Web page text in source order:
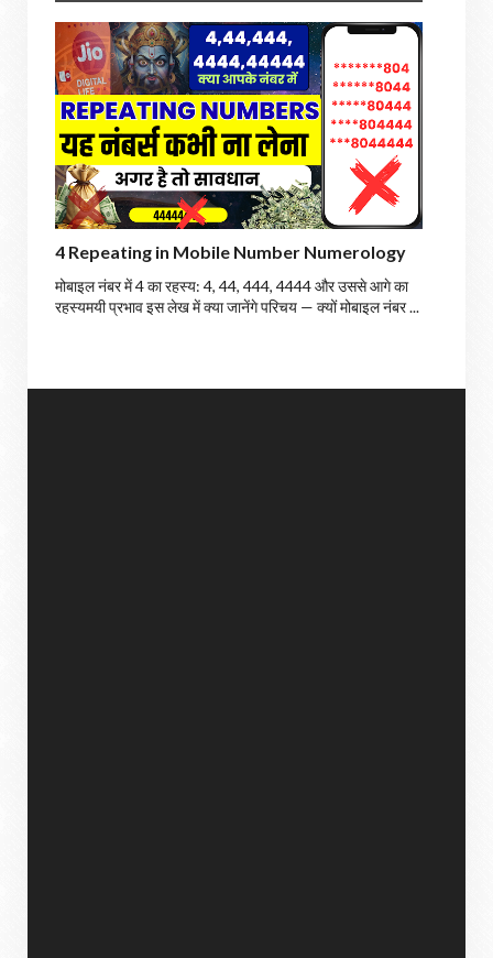
4 Repeating in Mobile Number Numerology
मोबाइल नंबर में 4 का रहस्य: 4, 44, 444, 4444 और उससे आगे का
रहस्यमयी प्रभाव इस लेख में क्या जानेंगे परिचय — क्यों मोबाइल नंबर ...